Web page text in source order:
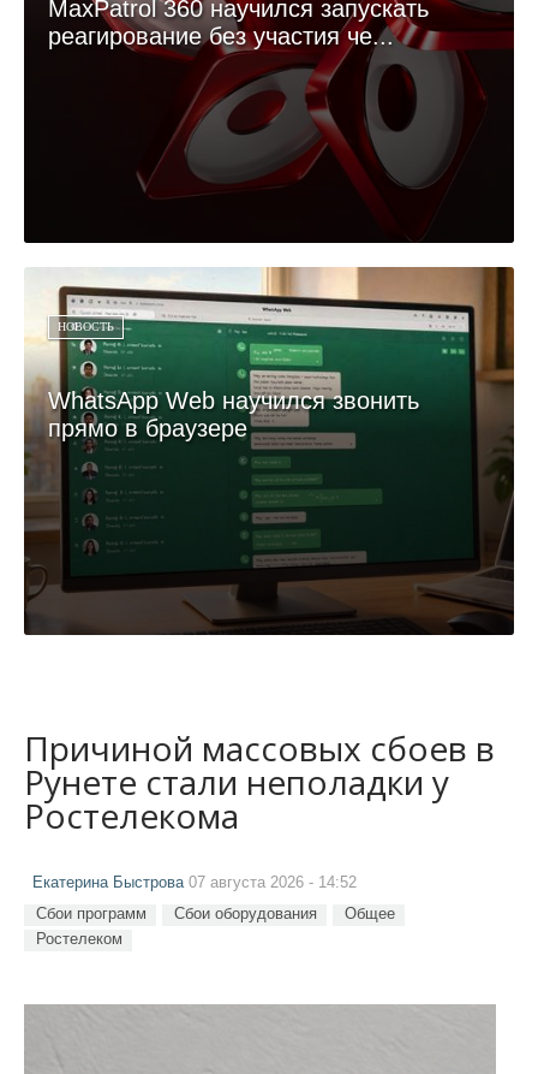
MaxPatrol 360 научился запускать
реагирование без участия че...
НОВОСТЬ
WhatsApp Web научился звонить
прямо в браузере
Причиной массовых сбоев в
Рунете стали неполадки у
Ростелекома
Екатерина Быстрова07 августа 2026 - 14:52
Сбои программ Сбои оборудования
Общее
Ростелеком